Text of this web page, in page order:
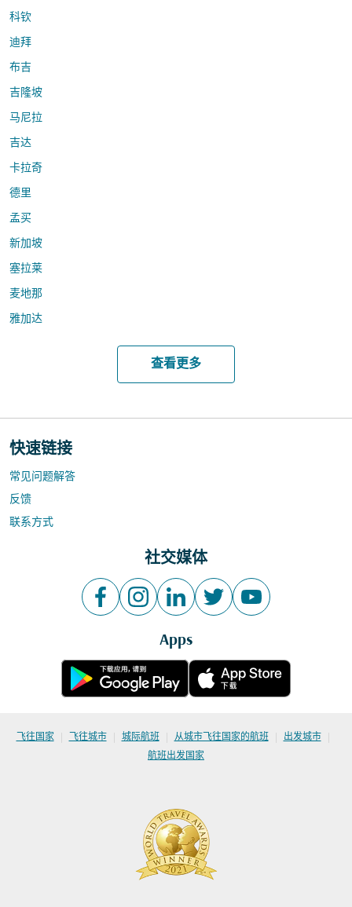
科钦
迪拜
布吉
吉隆坡
马尼拉
吉达
卡拉奇
德里
孟买
新加坡
塞拉莱
麦地那
雅加达
查看更多
快速链接
常见问题解答
反馈
联系方式
社交媒体
Apps
飞往国家 | 飞往城市 | 城际航班 | 从城市飞往国家的航班 | 出发城市 |
航班出发国家